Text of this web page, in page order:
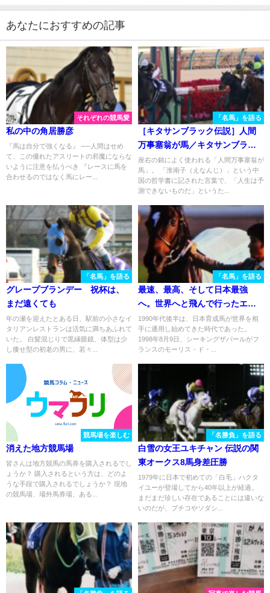
あなたにおすすめの記事
それぞれの競馬愛
私の中の角居勝彦
『馬は自分で強くなる』 ──人間はせめ
て、この優れたアスリートの邪魔にならな
いように注意を払うべき 『レースに馬を
合わせるのではなく馬にレー...
「名馬」を語る
［キタサンブラック伝説］人間
万事塞翁が馬／キタサンブラッ
クの蹄跡から学ぶ！
座右の銘によく使われる「人間万事塞翁が
馬」。 「淮南子（えなんじ）」という中
国の哲学書に記された言葉で、「人生は予
測できないものだ」というた...
「名馬」を語る
グレープブランデー 祝杯は、
まだ遠くても
年の瀬を迎えたとある日、駅前の小さなイ
タリアンレストランは活気に満ちあふれて
いた。 白髪混じりで黒縁眼鏡、体型は少
し痩せ型の初老の男に、若々...
「名馬」を語る
最速、最高、そして日本最強
へ。世界へと飛んで行ったエル
コンドルパサーの物語。
1990年代後半は、日本育成馬が世界を相
手に通用し始めてきた時代であった。
1998年8月9日、シーキングザパールがフ
ランスのモーリス・ド・...
競馬場を楽しむ
消えた地方競馬場
皆さんは地方競馬の馬券を購入されるでし
ょうか？ 購入されるという方は、どのよ
うな手段で購入されるでしょうか？ 現地
の競馬場、場外馬券場、ある...
「名勝負」を語る
白雪の女王ユキチャン 伝説の関
東オークス8馬身差圧勝
1979年に日本で初めての「白毛」ハクタ
イユーが登場してから40年以上が経過。
まだまだ珍しい存在であることには違いな
いのだが、ブチコやソダシ...